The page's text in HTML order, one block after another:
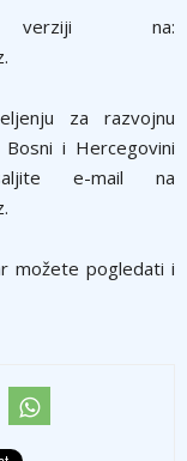
na:
za razvojnu
Bosni i Hercegovini
e-mail na
možete pogledati i